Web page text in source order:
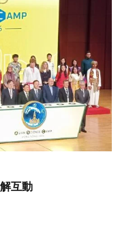
互動